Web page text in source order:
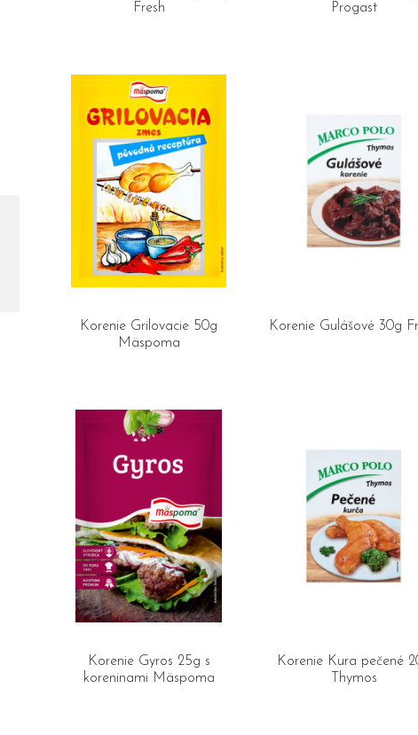
Fresh
Progast
Korenie Grilovacie 50g
Mäspoma
Korenie Gulášové 30g
Korenie Gyros 25g s
koreninami Mäspoma
Korenie Kura pečené
Thymos